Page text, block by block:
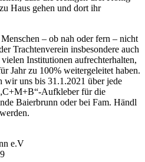
Haus gehen und dort ihr
– ob nah oder fern – nicht
Trachtenverein insbesondere auch
Institutionen aufrechterhalten,
Jahr zu 100% weitergeleitet haben.
wir uns bis 31.1.2021 über jede
Aufkleber für die
Baierbrunn oder bei Fam. Händl
e.V